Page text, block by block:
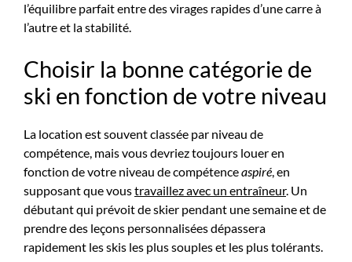
l’équilibre parfait entre des virages rapides d’une carre à
l’autre et la stabilité.
Choisir la bonne catégorie de
ski en fonction de votre niveau
La location est souvent classée par niveau de
compétence, mais vous devriez toujours louer en
fonction de votre niveau de compétenceaspiré, en
supposant que voustravaillez avec un entraîneur. Un
débutant qui prévoit de skier pendant une semaine et de
prendre des leçons personnalisées dépassera
rapidement les skis les plus souples et les plus tolérants.